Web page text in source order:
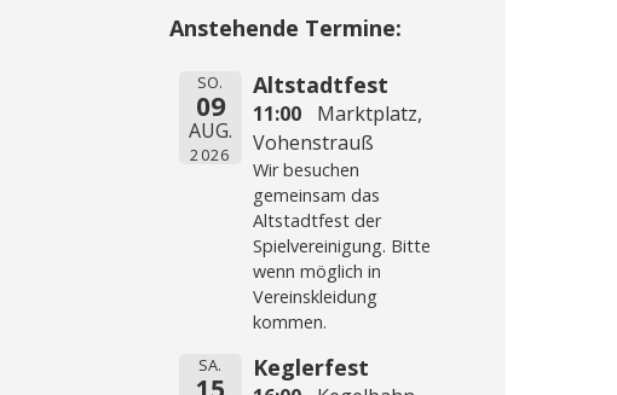
Anstehende Termine:
SO.
09
AUG.
2026
Altstadtfest
11:00
Marktplatz,
Vohenstrauß
Wir besuchen
gemeinsam das
Altstadtfest der
Spielvereinigung. Bitte
wenn möglich in
Vereinskleidung
kommen.
SA. Keglerfest